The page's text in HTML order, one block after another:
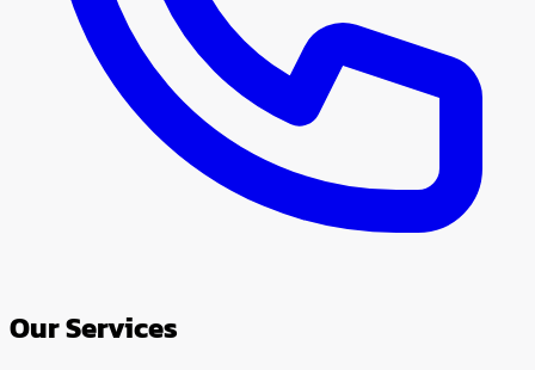
Our Services